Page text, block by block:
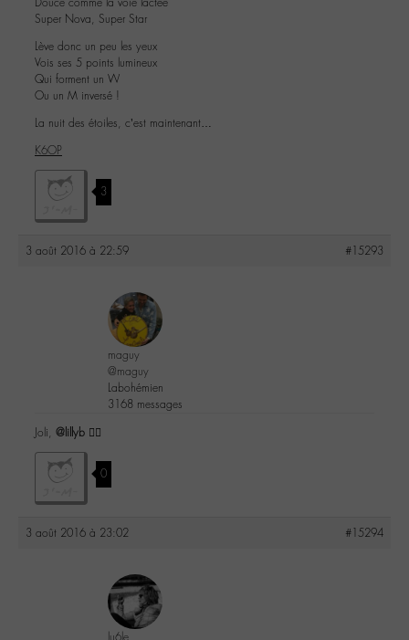
Super Nova, Super Star
Lève donc un peu les yeux
Vois ses 5 points lumineux
Qui forment un W
Ou un M inversé !
La nuit des étoiles, c’est maintenant…
K6OP
3
3 août 2016 à 22:59 #15293
maguy
@maguy
Labohémien
3168 messages
Joli, @lillyb 👍🏼
0
3 août 2016 à 23:02 #15294